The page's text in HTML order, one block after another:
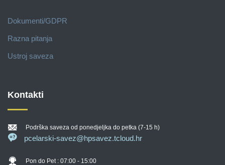
Dokumenti/GDPR
Razna pitanja
Ustroj saveza
Kontakti
Podrška saveza od ponedjeljka do petka (7-15 h)
pcelarski-savez@hpsavez.tcloud.hr
Pon do Pet : 07:00 - 15:00